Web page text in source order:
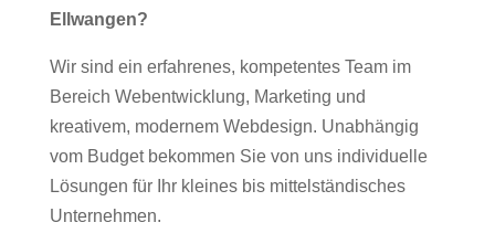
Ellwangen?
Wir sind ein erfahrenes, kompetentes Team im
Bereich Webentwicklung, Marketing und
kreativem, modernem Webdesign. Unabhängig
vom Budget bekommen Sie von uns individuelle
Lösungen für Ihr kleines bis mittelständisches
Unternehmen.